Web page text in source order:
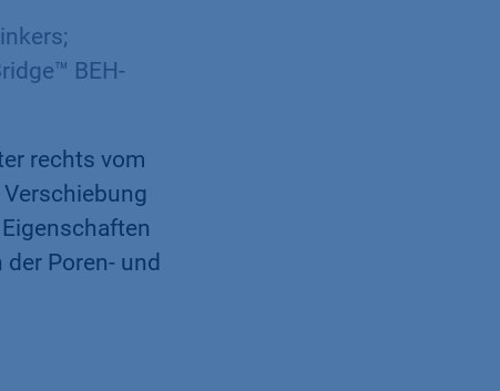
BEH-
rechts vom
Poren- und